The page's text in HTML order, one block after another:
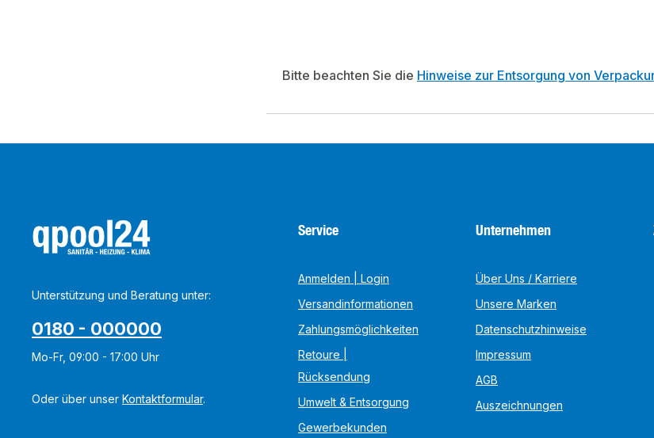
Bitte beachten Sie die Hinweise zur Entsorgung von
Unterstützung und Beratung unter:
0180 - 000000
Mo-Fr, 09:00 - 17:00 Uhr
Oder über unser Kontaktformular.
Service
Anmelden | Login
Versandinformationen
Zahlungsmöglichkeiten
Retoure |
Rücksendung
Umwelt & Entsorgung
Gewerbekunden
Unternehmen
Über Uns / Karriere
Unsere Marken
Datenschutzhinweise
Impressum
AGB
Auszeichnungen